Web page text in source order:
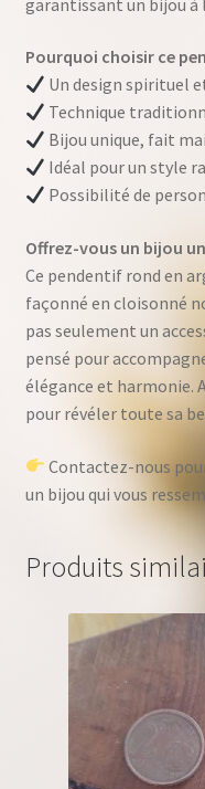
Pourquoi choisir ce
Un design spirituel
Technique
Bijou unique, fait
Idéal pour un style
Possibilité de
Offrez-vous un bijou
Ce pendentif rond en
façonné en cloisonné
pas seulement un
pensé pour
élégance et harmonie.
pour révéler toute sa
Contactez-nous
un bijou qui vous
Produits